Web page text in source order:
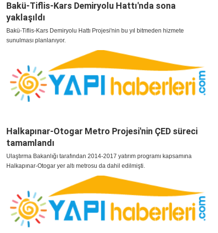
Bakü-Tiflis-Kars Demiryolu Hattı'nda sona
yaklaşıldı
Bakü-Tiflis-Kars Demiryolu Hattı Projesi'nin bu yıl bitmeden hizmete
sunulması planlanıyor.
Halkapınar-Otogar Metro Projesi'nin ÇED süreci
tamamlandı
Ulaştırma Bakanlığı tarafından 2014-2017 yatırım programı kapsamına
Halkapınar-Otogar yer altı metrosu da dahil edilmişti.